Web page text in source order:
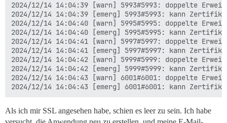
2024/12/14 14:04:39 [warn] 5993#5993: doppelte
2024/12/14 14:04:39 [emerg] 5993#5993: kann
2024/12/14 14:04:40 [warn] 5995#5995: doppelte
2024/12/14 14:04:40 [emerg] 5995#5995: kann
2024/12/14 14:04:41 [warn] 5997#5997: doppelte
2024/12/14 14:04:41 [emerg] 5997#5997: kann
2024/12/14 14:04:42 [warn] 5999#5999: doppelte
2024/12/14 14:04:42 [emerg] 5999#5999: kann
2024/12/14 14:04:43 [warn] 6001#6001: doppelte
Als ich mir SSL angesehen habe, schien es leer zu sein. Ich habe